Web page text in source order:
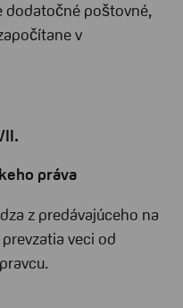
dodatočné poštovné,
v
práva
z predávajúceho na
veci od